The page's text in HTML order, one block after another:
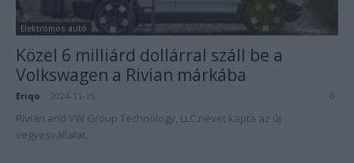
Elektromos autó
Közel 6 milliárd dollárral száll be a
Volkswagen a Rivian márkába
Eriqo 2024-11-15 0
Rivian and VW Group Technology, LLC nevet kapta az új
vegyesvállalat.